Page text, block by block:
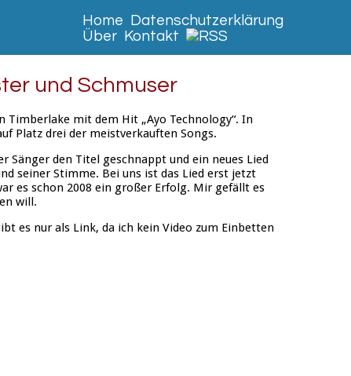
Home
Datenschutzerklärung
Über Kontakt
und Schmuser
Timberlake mit dem Hit „Ayo Technology“. In
Platz drei der meistverkauften Songs.
Sänger den Titel geschnappt und ein neues Lied
seiner Stimme. Bei uns ist das Lied erst jetzt
es schon 2008 ein großer Erfolg. Mir gefällt es
will.
es nur als Link, da ich kein Video zum Einbetten